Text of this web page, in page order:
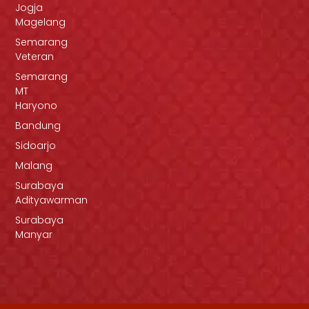
Jogja
Magelang
Semarang
Veteran
Semarang
MT
Haryono
Bandung
Sidoarjo
Malang
Surabaya
Adityawarman
Surabaya
Manyar